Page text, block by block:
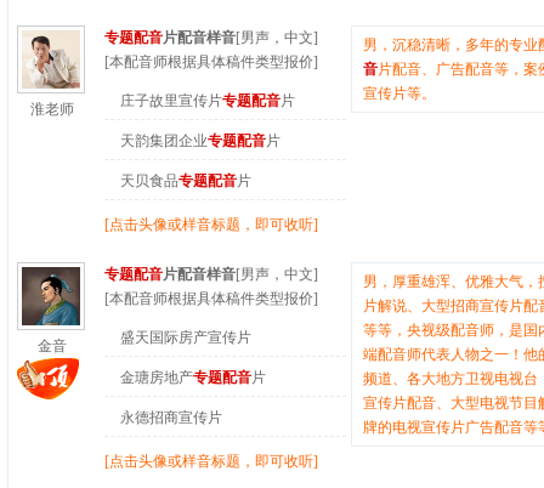
淮老师
专题配音片配音样音[男声，中文]
[本配音师根据具体稿件类型报价]
庄子故里宣传片专题配音片
天韵集团企业专题配音片
天贝食品专题配音片
[点击头像或样音标题，即可收听]
男，沉稳清晰，多年的专业
音片配音、广告配音等，
宣传片等。
金音
专题配音片配音样音[男声，中文]
[本配音师根据具体稿件类型报价]
盛天国际房产宣传片
金瑭房地产专题配音片
永德招商宣传片
[点击头像或样音标题，即可收听]
男，厚重雄浑、优雅大气，
片解说、大型招商宣传片
等等，央视级配音师，是
端配音师代表人物之一！
频道、各大地方卫视电视
宣传片配音、大型电视节
牌的电视宣传片广告配音等